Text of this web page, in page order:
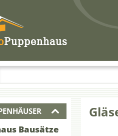
Puppenhaus
Bausätze